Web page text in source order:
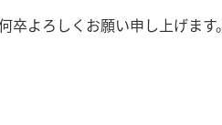
よろしくお願い申し上げます。